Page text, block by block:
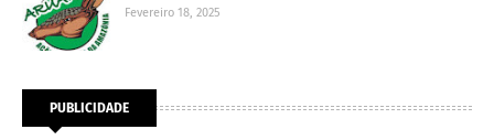
Fevereiro 18, 2025
PUBLICIDADE